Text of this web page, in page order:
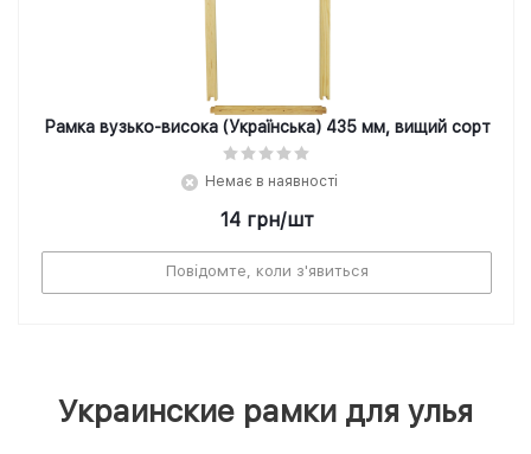
Рамка вузько-висока (Українська) 435 мм, вищий сорт
Немає в наявності
14грн/шт
Повідомте, коли з'явиться
Украинские рамки для улья